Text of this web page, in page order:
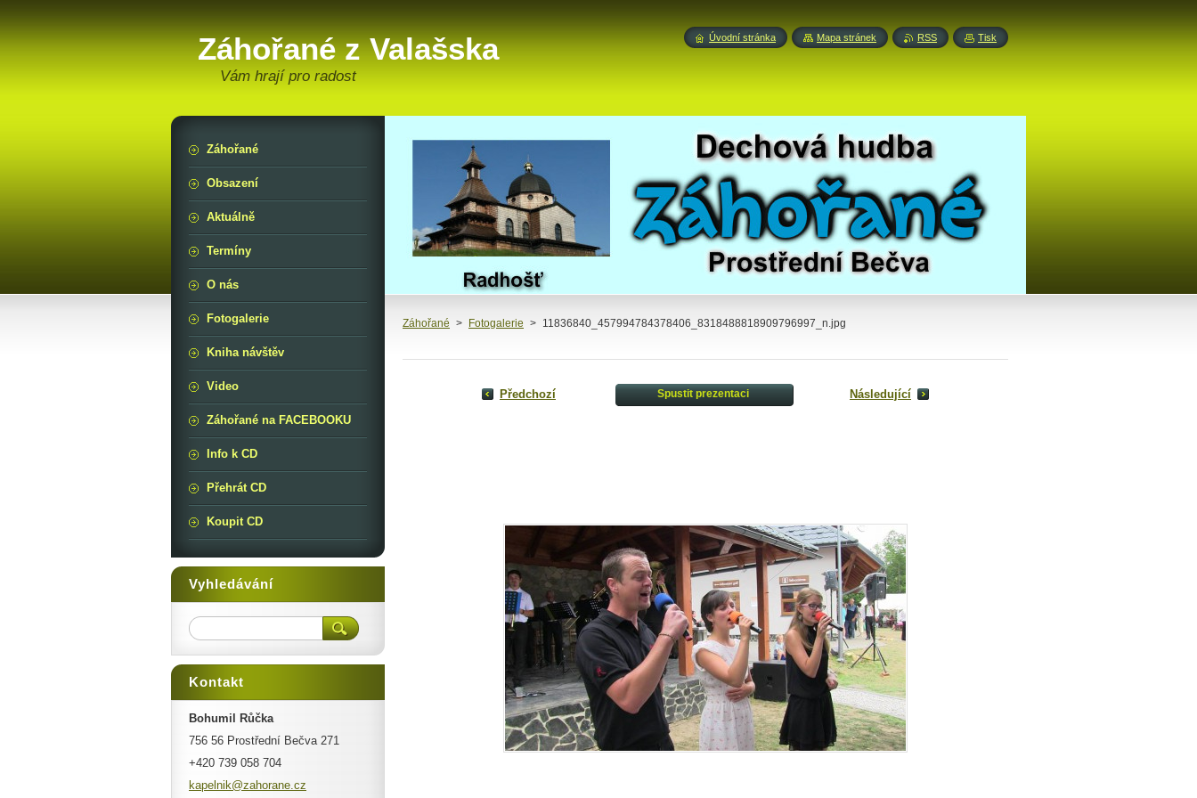
Záhořané z Valašska
Vám hrají pro radost
Záhořané > Fotogalerie > 11836840_457994784378406_8318488818909796997_n.jpg
Předchozí Spustit prezentaci Následující
Záhořané
Obsazení
Aktuálně
Termíny
O nás
Fotogalerie
Kniha návštěv
Video
Záhořané na FACEBOOKU
Info k CD
Přehrát CD
Koupit CD
Vyhledávání
Kontakt
Bohumil Růčka
756 56 Prostřední Bečva 271
+420 739 058 704
kapelnik@zahorane.cz
Úvodní stránka Mapa stránek RSS Tisk